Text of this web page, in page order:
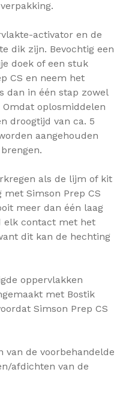
activator en de
dik zijn. Bevochtig een
doek of een stuk
CS en neem het
dan in één stap zowel
oplosmiddelen
droogtijd van ca. 5
aangehouden
als de lijm of kit
Simson Prep CS
meer dan één laag
elk contact met het
dit kan de hechting
oppervlakken
met Bostik
Simson Prep CS
van de voorbehandelde
afdichten van de